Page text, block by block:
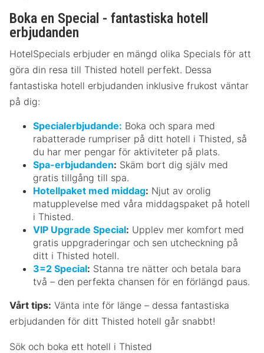
Boka en Special - fantastiska hotell
erbjudanden
HotelSpecials erbjuder en mängd olika Specials för att
göra din resa till Thisted hotell perfekt. Dessa
fantastiska hotell erbjudanden inklusive frukost väntar
på dig:
Specialerbjudande: Boka och spara med
rabatterade rumpriser på ditt hotell i Thisted, så
du har mer pengar för aktiviteter på plats.
Spa-erbjudanden: Skäm bort dig själv med
gratis tillgång till spa.
Hotellpaket med middag: Njut av orolig
matupplevelse med våra middagspaket på hotell
i Thisted.
VIP Upgrade Special: Upplev mer komfort med
gratis uppgraderingar och sen utcheckning på
ditt i Thisted hotell.
3=2 Special: Stanna tre nätter och betala bara
två – den perfekta chansen för en förlängd paus.
Vårt tips: Vänta inte för länge – dessa fantastiska
erbjudanden för ditt Thisted hotell går snabbt!
Sök och boka ett hotell i Thisted